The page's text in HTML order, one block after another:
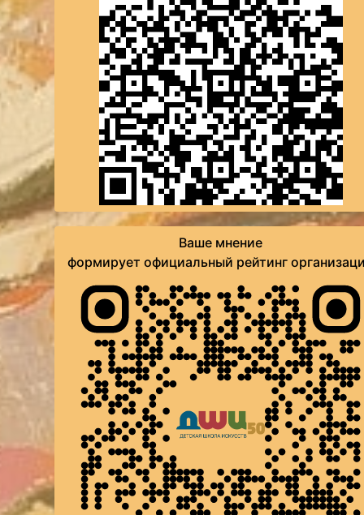
Ваше мнение
формирует официальный рейтинг